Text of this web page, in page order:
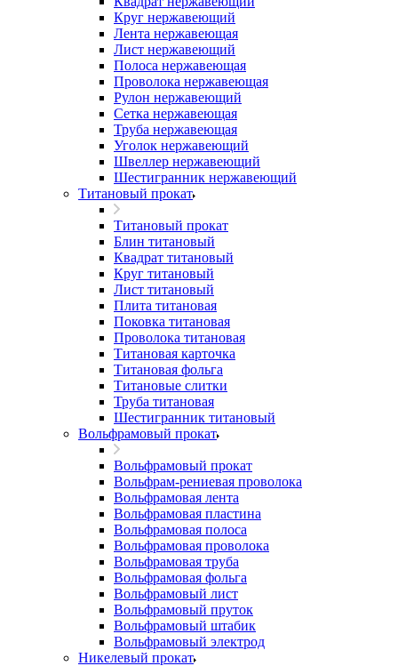
Круг нержавеющий
Лента нержавеющая
Лист нержавеющий
Полоса нержавеющая
Проволока нержавеющая
Рулон нержавеющий
Сетка нержавеющая
Труба нержавеющая
Уголок нержавеющий
Швеллер нержавеющий
Шестигранник нержавеющий
Титановый прокат
Титановый прокат
Блин титановый
Квадрат титановый
Круг титановый
Лист титановый
Плита титановая
Поковка титановая
Проволока титановая
Титановая карточка
Титановая фольга
Титановые слитки
Труба титановая
Шестигранник титановый
Вольфрамовый прокат
Вольфрамовый прокат
Вольфрам-рениевая проволока
Вольфрамовая лента
Вольфрамовая пластина
Вольфрамовая полоса
Вольфрамовая проволока
Вольфрамовая труба
Вольфрамовая фольга
Вольфрамовый лист
Вольфрамовый пруток
Вольфрамовый штабик
Вольфрамовый электрод
Никелевый прокат